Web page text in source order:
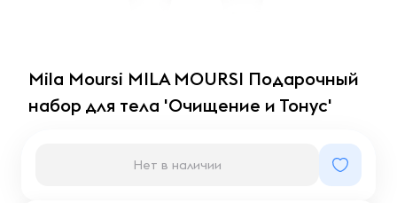
Mila Moursi MILA MOURSI Подарочный
набор для тела 'Очищение и Тонус'
Нет в наличии